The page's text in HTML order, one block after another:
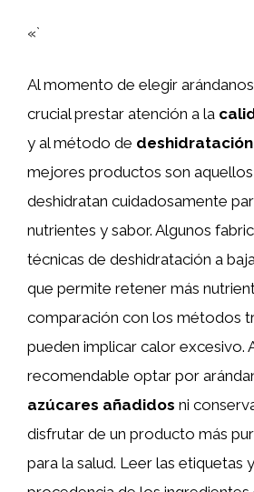
«`
Al momento de elegir
crucial prestar atención a la
y al método de deshidratación
mejores productos son
deshidratan cuidadosamente
nutrientes y sabor. Algunos
técnicas de deshidratación a
que permite retener más
comparación con los métodos
pueden implicar calor excesivo.
recomendable optar por
azúcares añadidos ni
disfrutar de un producto más
para la salud. Leer las etiquetas